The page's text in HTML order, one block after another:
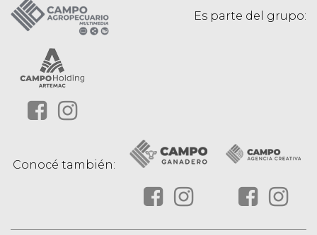
Es parte del grupo:
Conocé también: